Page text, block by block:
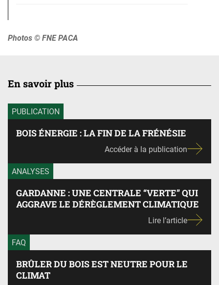
Photos © FNE PACA
En savoir plus
PUBLICATION
BOIS ÉNERGIE : LA FIN DE LA FRÉNÉSIE
Accéder à la publication
ANALYSES
GARDANNE : UNE CENTRALE “VERTE” QUI
AGGRAVE LE DÉRÈGLEMENT CLIMATIQUE
Lire l’article
FAQ
BRÛLER DU BOIS EST NEUTRE POUR LE
CLIMAT